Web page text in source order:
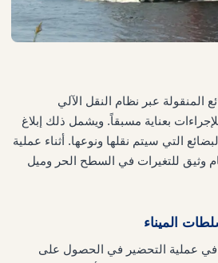
المنقولة عبر نظام النقل الآلي
بعناية مسبقاً. ويشمل ذلك إبلاغ
التي سيتم نقلها ونوعها. أثناء عملية
وثيق للتغيرات في السطح الحر وميل
الميناء
عملية التحضير في الحصول على